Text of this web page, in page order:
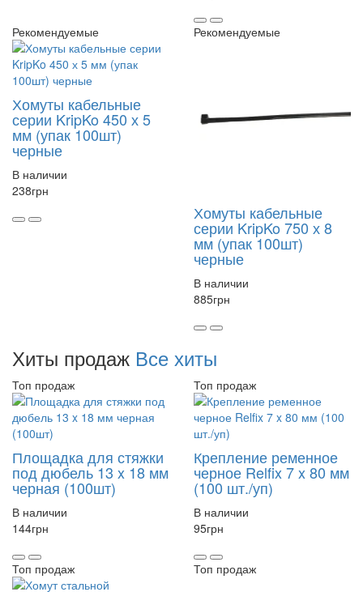
Рекомендуемые
Хомуты кабельные
серии KripKo 450 х 5
мм (упак 100шт)
черные
В наличии
238грн
Рекомендуемые
Хомуты кабельные
серии KripKo 750 х 8
мм (упак 100шт)
черные
В наличии
885грн
Хиты продаж Все хиты
Топ продаж
Площадка для стяжки
под дюбель 13 x 18 мм
черная (100шт)
В наличии
144грн
Топ продаж
Крепление ременное
черное Relfix 7 x 80 мм
(100 шт./уп)
В наличии
95грн
Топ продаж Топ продаж